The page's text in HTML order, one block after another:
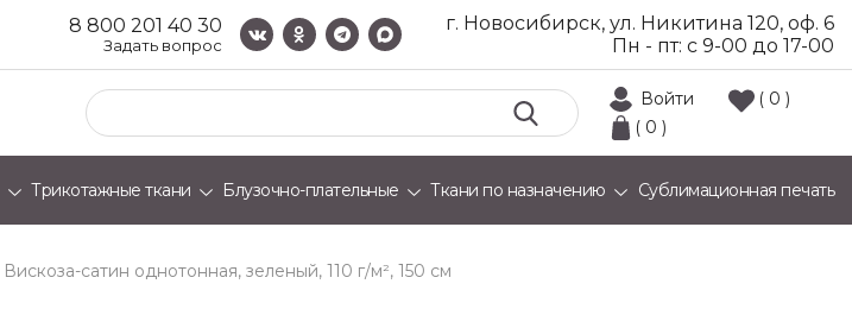
8 800 201 40 30
Задать вопрос
г. Новосибирск, ул. Никитина 120, оф. 6
Пн - пт: с 9-00 до 17-00
Войти
( 0 )
( 0 )
Трикотажные ткани Блузочно-плательные Ткани по назначению Сублимационная печать
вискоза-сатин однотонная, зеленый, 110 г/м², 150 см